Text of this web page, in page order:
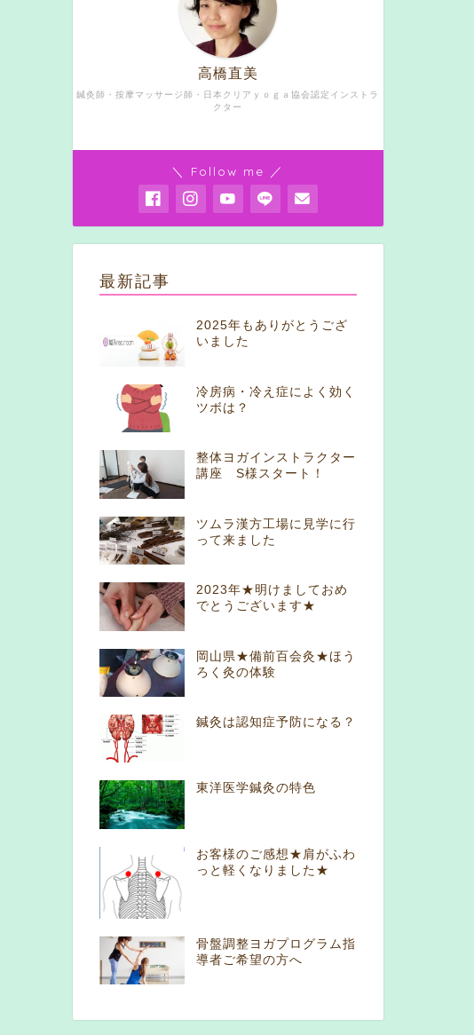
鍼灸師・按摩マッサージ師・日本クリアｙｏｇａ協会認定インストラ
クター
高橋直美
＼ Follow me ／
最新記事
2025年もありがとうござ
いました
冷房病・冷え症によく効く
ツボは？
整体ヨガインストラクター
講座 S様スタート！
ツムラ漢方工場に見学に行
って来ました
2023年★明けましておめ
でとうございます★
岡山県★備前百会灸★ほう
ろく灸の体験
鍼灸は認知症予防になる？
東洋医学鍼灸の特色
お客様のご感想★肩がふわ
っと軽くなりました★
骨盤調整ヨガプログラム指
導者ご希望の方へ